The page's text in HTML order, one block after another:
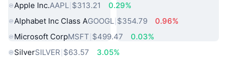
Apple Inc.AAPL $313.21
0.29%
Alphabet Inc Class AGOOGL $354.79
0.96%
Microsoft CorpMSFT $499.47
0.03%
SilverSILVER $63.57
3.05%